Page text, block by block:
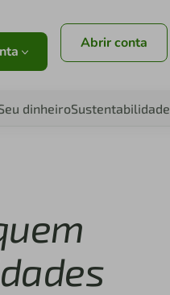
Abrir conta
dinheiroSustentabilidade